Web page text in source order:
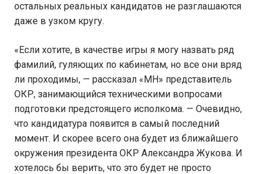
остальных реальных кандидатов не разглашаются
даже в узком кругу.
«Если хотите, в качестве игры я могу назвать ряд
фамилий, гуляющих по кабинетам, но все они вряд
ли проходимы, — рассказал «МН» представитель
ОКР, занимающийся техническими вопросами
подготовки предстоящего исполкома. — Очевидно,
что кандидатура появится в самый последний
момент. И скорее всего она будет из ближайшего
окружения президента ОКР Александра Жукова. И
хотелось бы верить, что это будет не просто